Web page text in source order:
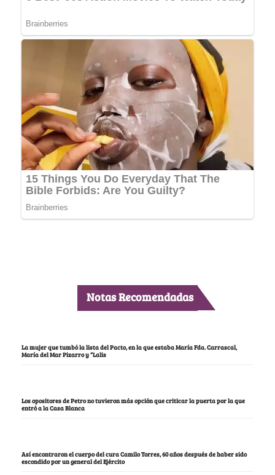
Notas Recomendadas
La mujer que tumbó la lista del Pacto, en la que estaba María Fda. Carrascal,
María del Mar Pizarro y “Lalis
Los opositores de Petro no tuvieron más opción que criticar la puerta por la que
entró a la Casa Blanca
Así encontraron el cuerpo del cura Camilo Torres, 60 años después de haber sido
escondido por un general del Ejército